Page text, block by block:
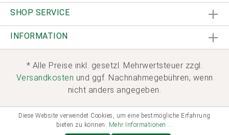
SHOP SERVICE
INFORMATION
* Alle Preise inkl. gesetzl. Mehrwertsteuer zzgl.
Versandkosten und ggf. Nachnahmegebühren, wenn
nicht anders angegeben.
Diese Website verwendet Cookies, um eine bestmögliche Erfahrung
bieten zu können. Mehr Informationen ...